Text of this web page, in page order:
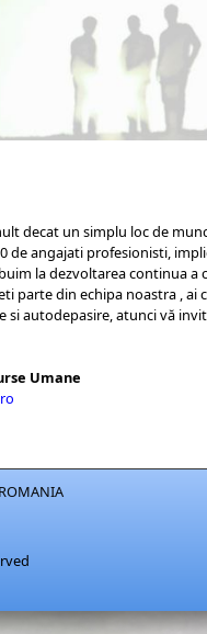
decat un simplu loc de
de angajati profesionisti,
la dezvoltarea continua a
parte din echipa noastra , ai
si autodepasire, atunci vă
Umane